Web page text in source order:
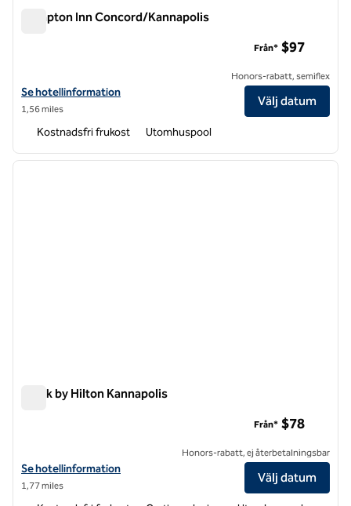
Hampton Inn Concord/Kannapolis
Visa hotelldetaljer för Hampton Inn Concord/Kannapolis
Se hotellinformation
1,56 miles
Från* $97
Honors-rabatt, semiflex
Välj datum
Kostnadsfri frukost Utomhuspool
1 av 12
nästa
Spark by Hilton Kannapolis
Visa hotelluppgifter för Spark by Hilton Kannapolis
Se hotellinformation
1,77 miles
Från* $78
Honors-rabatt, ej återbetalningsbar
Välj datum